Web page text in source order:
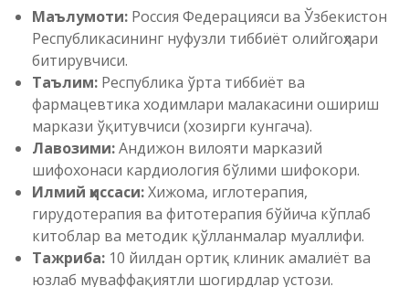
Маълумоти: Россия Федерацияси ва Ўзбекистон
Республикасининг нуфузли тиббиёт олийгоҳлари
битирувчиси.
Таълим: Республика ўрта тиббиёт ва
фармацевтика ходимлари малакасини ошириш
маркази ўқитувчиси (хозирги кунгача).
Лавозими:Андижон вилояти марказий
шифохонаси кардиология бўлими шифокори.
Илмий ҳиссаси:Хижома, иглотерапия,
гирудотерапия ва фитотерапия бўйича кўплаб
китоблар ва методик қўлланмалар муаллифи.
Тажриба: 10 йилдан ортиқ клиник амалиёт ва
юзлаб муваффақиятли шогирдлар устози.